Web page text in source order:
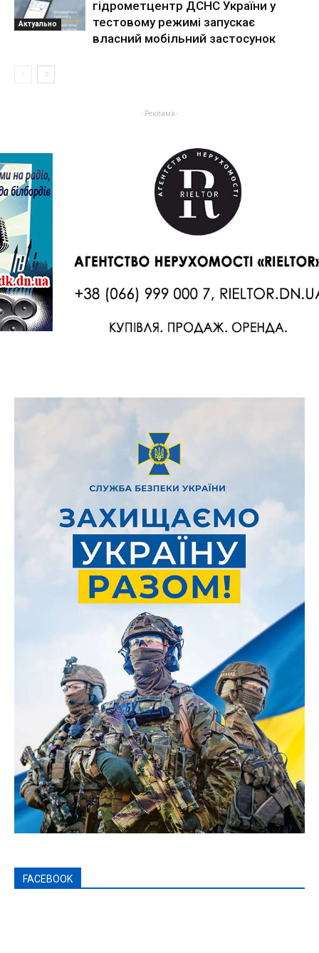
Актуально
гідрометцентр ДСНС України у
тестовому режимі запускає
власний мобільний застосунок
- Реклама -
FACEBOOK